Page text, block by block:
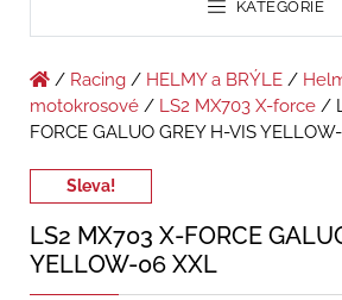
KATEGORIE
/ Racing / HELMY a BRÝLE /
motokrosové / LS2 MX703 X-force /
FORCE GALUO GREY H-VIS
Sleva!
LS2 MX703 X-FORCE
YELLOW-06 XXL